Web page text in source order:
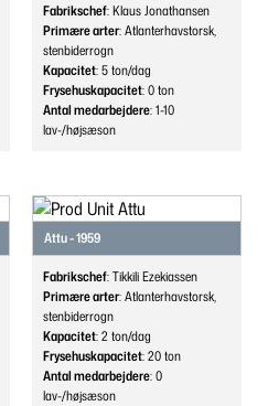
Fabrikschef: Klaus Jonathansen
Primære arter: Atlanterhavstorsk,
stenbiderrogn
Kapacitet: 5ton/dag
Frysehuskapacitet: 0ton
Antal medarbejdere: 1-10
lav-/højsæson
Attu - 1959
Fabrikschef: Tikkili Ezekiassen
Primære arter: Atlanterhavstorsk,
stenbiderrogn
Kapacitet: 2ton/dag
Frysehuskapacitet: 20ton
Antal medarbejdere: 0
lav-/højsæson